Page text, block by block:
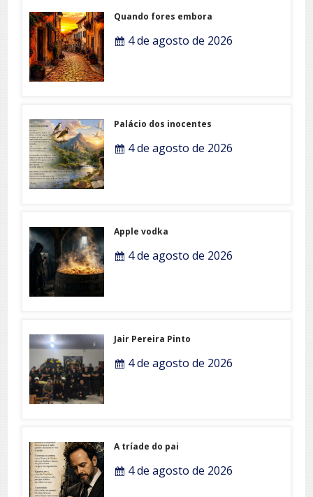
Quando fores embora
4 de agosto de 2026
Palácio dos inocentes
4 de agosto de 2026
Apple vodka
4 de agosto de 2026
Jair Pereira Pinto
4 de agosto de 2026
A tríade do pai
4 de agosto de 2026